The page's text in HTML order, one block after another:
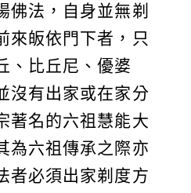
佛法，自身並無剃
來皈依門下者，只
、比丘尼、優婆
沒有出家或在家分
著名的六祖慧能大
為六祖傳承之際亦
者必須出家剃度方